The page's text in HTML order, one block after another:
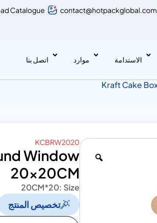
contact@hotpackglobal.com
Catalogue
الاستدامة موارد اتصل بنا
KCBRW2020
Window
20x20CM
Size :
20*20CM
تخصيص المنتج